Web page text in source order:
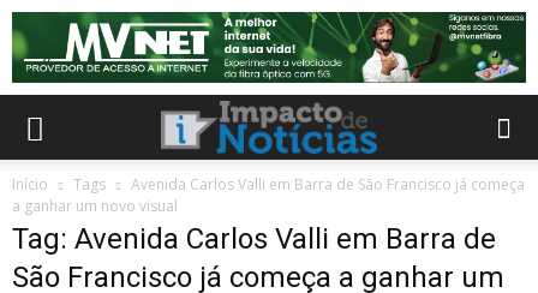
Início Tags
Avenida Carlos Valli em Barra de São Francisco já começa
a ganhar um novo visual
Tag: Avenida Carlos Valli em Barra de
São Francisco já começa a ganhar um